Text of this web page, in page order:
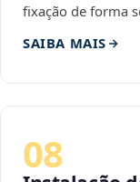
fixação de forma
SAIBA MAIS
08